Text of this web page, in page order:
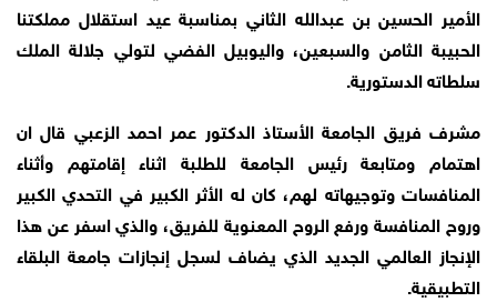
الأمير الحسين بن عبدالله الثاني بمناسبة عيد استقلال مملكتنا
الحبيبة الثامن والسبعين، واليوبيل الفضي لتولي جلالة الملك
سلطاته الدستورية.
مشرف فريق الجامعة الأستاذ الدكتور عمر احمد الزعبي قال ان
اهتمام ومتابعة رئيس الجامعة للطلبة اثناء إقامتهم وأثناء
المنافسات وتوجيهاته لهم، كان له الأثر الكبير في التحدي الكبير
وروح المنافسة ورفع الروح المعنوية للفريق، والذي اسفر عن هذا
الإنجاز العالمي الجديد الذي يضاف لسجل إنجازات جامعة البلقاء
التطبيقية.